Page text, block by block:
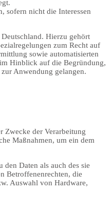
sofern nicht die Interessen
Hierzu gehört
zum Recht auf
sowie automatisierten
Hinblick auf die Begründung,
Anwendung gelangen.
Zwecke der Verarbeitung
Maßnahmen, um ein dem
Daten als auch des sie
Betroffenenrechten, die
Auswahl von Hardware,